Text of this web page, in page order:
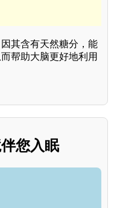
其含有天然糖分，能
帮助大脑更好地利用
您入眠